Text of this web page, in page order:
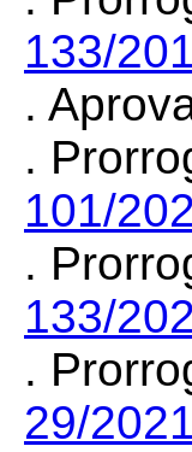
133/
.
.
101/
.
133/
.
29/2021